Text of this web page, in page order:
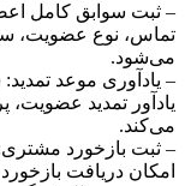
– ثبت سوابق کامل
تماس، نوع عضویت،
می‌شود.
– یادآوری موعد
یادآور تمدید
می‌کند.
– ثبت بازخورد
امکان دریافت